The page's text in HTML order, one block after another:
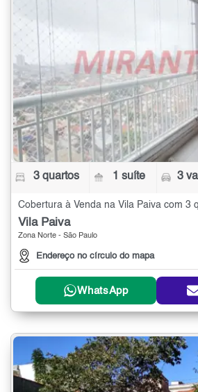
3 quartos 1 suíte 3
Cobertura à Venda na Vila Paiva com 3
Vila Paiva
Zona Norte - São Paulo
Endereço no círculo do mapa
WhatsApp